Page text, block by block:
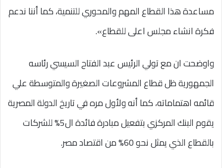
مساعدة هذا القطاع المهم والمحوري للتنمية، كما أننا ندعم
فكرة انشاء مجلس اعلى للقطاع».
واوضحت ان مع تولي الرئيس عبد الفتاح السيسي رئاسه
الجمهورية ظل قطاع المشروعات الصغيرة والمتوسطة علي
قائمه اهتماماته، كما أنه ولأول مره في تاريخ الدولة المصرية
يقوم البنك المركزي بتفعيل مبادرة فائدة ال5% للشركات
بالقطاع الذي يمثل نحو 60% من اقتصاد مصر.